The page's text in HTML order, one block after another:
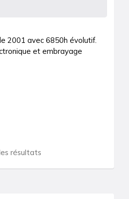
2001 avec 6850h évolutif.
et embrayage
résultats